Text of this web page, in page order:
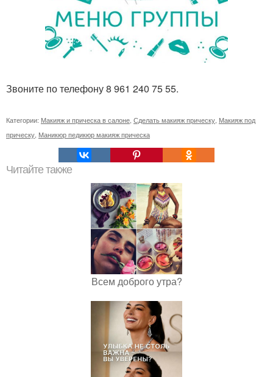
Звоните по телефону 8 961 240 75 55.
Категории: Макияж и прическа в салоне Сделать макияж прическу Макияж под
прическу Маникюр педикюр макияж прическа
Читайте также
Всем доброго утра?